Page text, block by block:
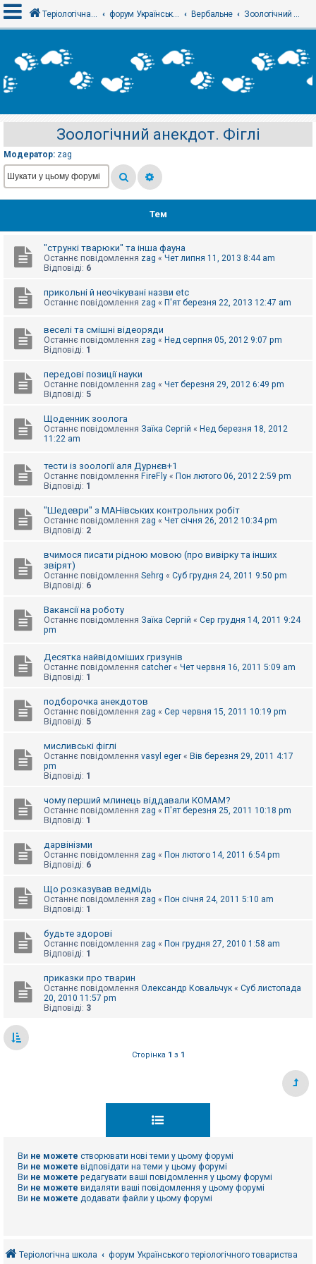
х
і
е
є
с
т
р
а
Т
м
б
з
о
А
т
т
о
у
Д
п
м
а
Теріологічна школа форум Українського теріологічного товариства Вербальне Зоологічний анекдот. Фіглі
Зоологічний анекдот. Фіглі
Модератор: zag
Тем
"стрункі тварюки" та інша фауна
Останнє повідомлення zag « Чет липня 11, 2013 8:44 am
Відповіді: 6
прикольні й неочікувані назви etc
Останнє повідомлення zag « П'ят березня 22, 2013 12:47 am
веселі та смішні відеоряди
Останнє повідомлення zag « Нед серпня 05, 2012 9:07 pm
Відповіді: 1
передові позиції науки
Останнє повідомлення zag « Чет березня 29, 2012 6:49 pm
Відповіді: 5
Щоденник зоолога
Останнє повідомлення Заїка Сергій « Нед березня 18, 2012
11:22 am
тести із зоології аля Дурнєв+1
Останнє повідомлення FireFly « Пон лютого 06, 2012 2:59 pm
Відповіді: 1
"Шедеври" з МАНівських контрольних робіт
Останнє повідомлення zag « Чет січня 26, 2012 10:34 pm
Відповіді: 2
вчимося писати рідною мовою (про вивірку та інших
звірят)
Останнє повідомлення Sehrg « Суб грудня 24, 2011 9:50 pm
Відповіді: 6
Вакансії на роботу
Останнє повідомлення Заїка Сергій « Сер грудня 14, 2011 9:24
pm
Десятка найвідоміших гризунів
Останнє повідомлення catcher « Чет червня 16, 2011 5:09 am
Відповіді: 1
подборочка анекдотов
Останнє повідомлення zag « Сер червня 15, 2011 10:19 pm
Відповіді: 5
мисливські фіглі
Останнє повідомлення vasyl eger « Вів березня 29, 2011 4:17
pm
Відповіді: 1
чому перший млинець віддавали КОМАМ?
Останнє повідомлення zag « П'ят березня 25, 2011 10:18 pm
Відповіді: 1
дарвінізми
Останнє повідомлення zag « Пон лютого 14, 2011 6:54 pm
Відповіді: 6
Що розказував ведмідь
Останнє повідомлення zag « Пон січня 24, 2011 5:10 am
Відповіді: 1
будьте здорові
Останнє повідомлення zag « Пон грудня 27, 2010 1:58 am
Відповіді: 1
приказки про тварин
Останнє повідомлення Олександр Ковальчук « Суб листопада
20, 2010 11:57 pm
Відповіді: 3
Сторінка 1 з 1
Ви не можете створювати нові теми у цьому форумі
Ви не можете відповідати на теми у цьому форумі
Ви не можете редагувати ваші повідомлення у цьому форумі
Ви не можете видаляти ваші повідомлення у цьому форумі
Ви не можете додавати файли у цьому форумі
Теріологічна школа форум Українського теріологічного товариства